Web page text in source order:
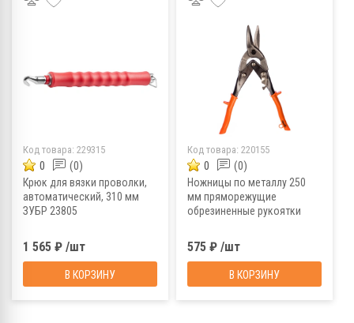
Код товара: 229315
0 (0)
Крюк для вязки проволки,
автоматический, 310 мм
ЗУБР 23805
1 565 ₽ /шт
В КОРЗИНУ
Код товара: 220155
0 (0)
Ножницы по металлу 250
мм пряморежущие
обрезиненные рукоятки
575 ₽ /шт
В КОРЗИНУ